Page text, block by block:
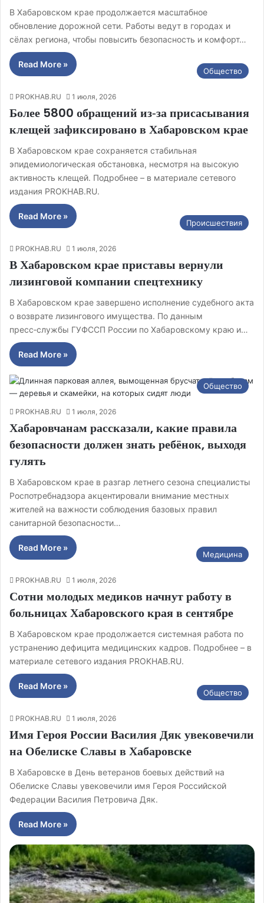
В Хабаровском крае продолжается масштабное
обновление дорожной сети. Работы ведут в городах и
сёлах региона, чтобы повысить безопасность и комфорт…
Read More »
Общество
PROKHAB.RU 1 июля, 2026
Более 5800 обращений из‑за присасывания
клещей зафиксировано в Хабаровском крае
В Хабаровском крае сохраняется стабильная
эпидемиологическая обстановка, несмотря на высокую
активность клещей. Подробнее – в материале сетевого
издания PROKHAB.RU.
Read More »
Происшествия
PROKHAB.RU 1 июля, 2026
В Хабаровском крае приставы вернули
лизинговой компании спецтехнику
В Хабаровском крае завершено исполнение судебного акта
о возврате лизингового имущества. По данным
пресс‑службы ГУФССП России по Хабаровскому краю и…
Read More »
Общество
PROKHAB.RU 1 июля, 2026
Хабаровчанам рассказали, какие правила
безопасности должен знать ребёнок, выходя
гулять
В Хабаровском крае в разгар летнего сезона специалисты
Роспотребнадзора акцентировали внимание местных
жителей на важности соблюдения базовых правил
санитарной безопасности…
Read More »
Медицина
PROKHAB.RU 1 июля, 2026
Сотни молодых медиков начнут работу в
больницах Хабаровского края в сентябре
В Хабаровском крае продолжается системная работа по
устранению дефицита медицинских кадров. Подробнее – в
материале сетевого издания PROKHAB.RU.
Read More »
Общество
PROKHAB.RU 1 июля, 2026
Имя Героя России Василия Дяк увековечили
на Обелиске Славы в Хабаровске
В Хабаровске в День ветеранов боевых действий на
Обелиске Славы увековечили имя Героя Российской
Федерации Василия Петровича Дяк.
Read More »